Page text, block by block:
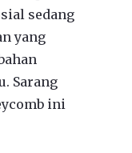
sedang
yang
Sarang
ini